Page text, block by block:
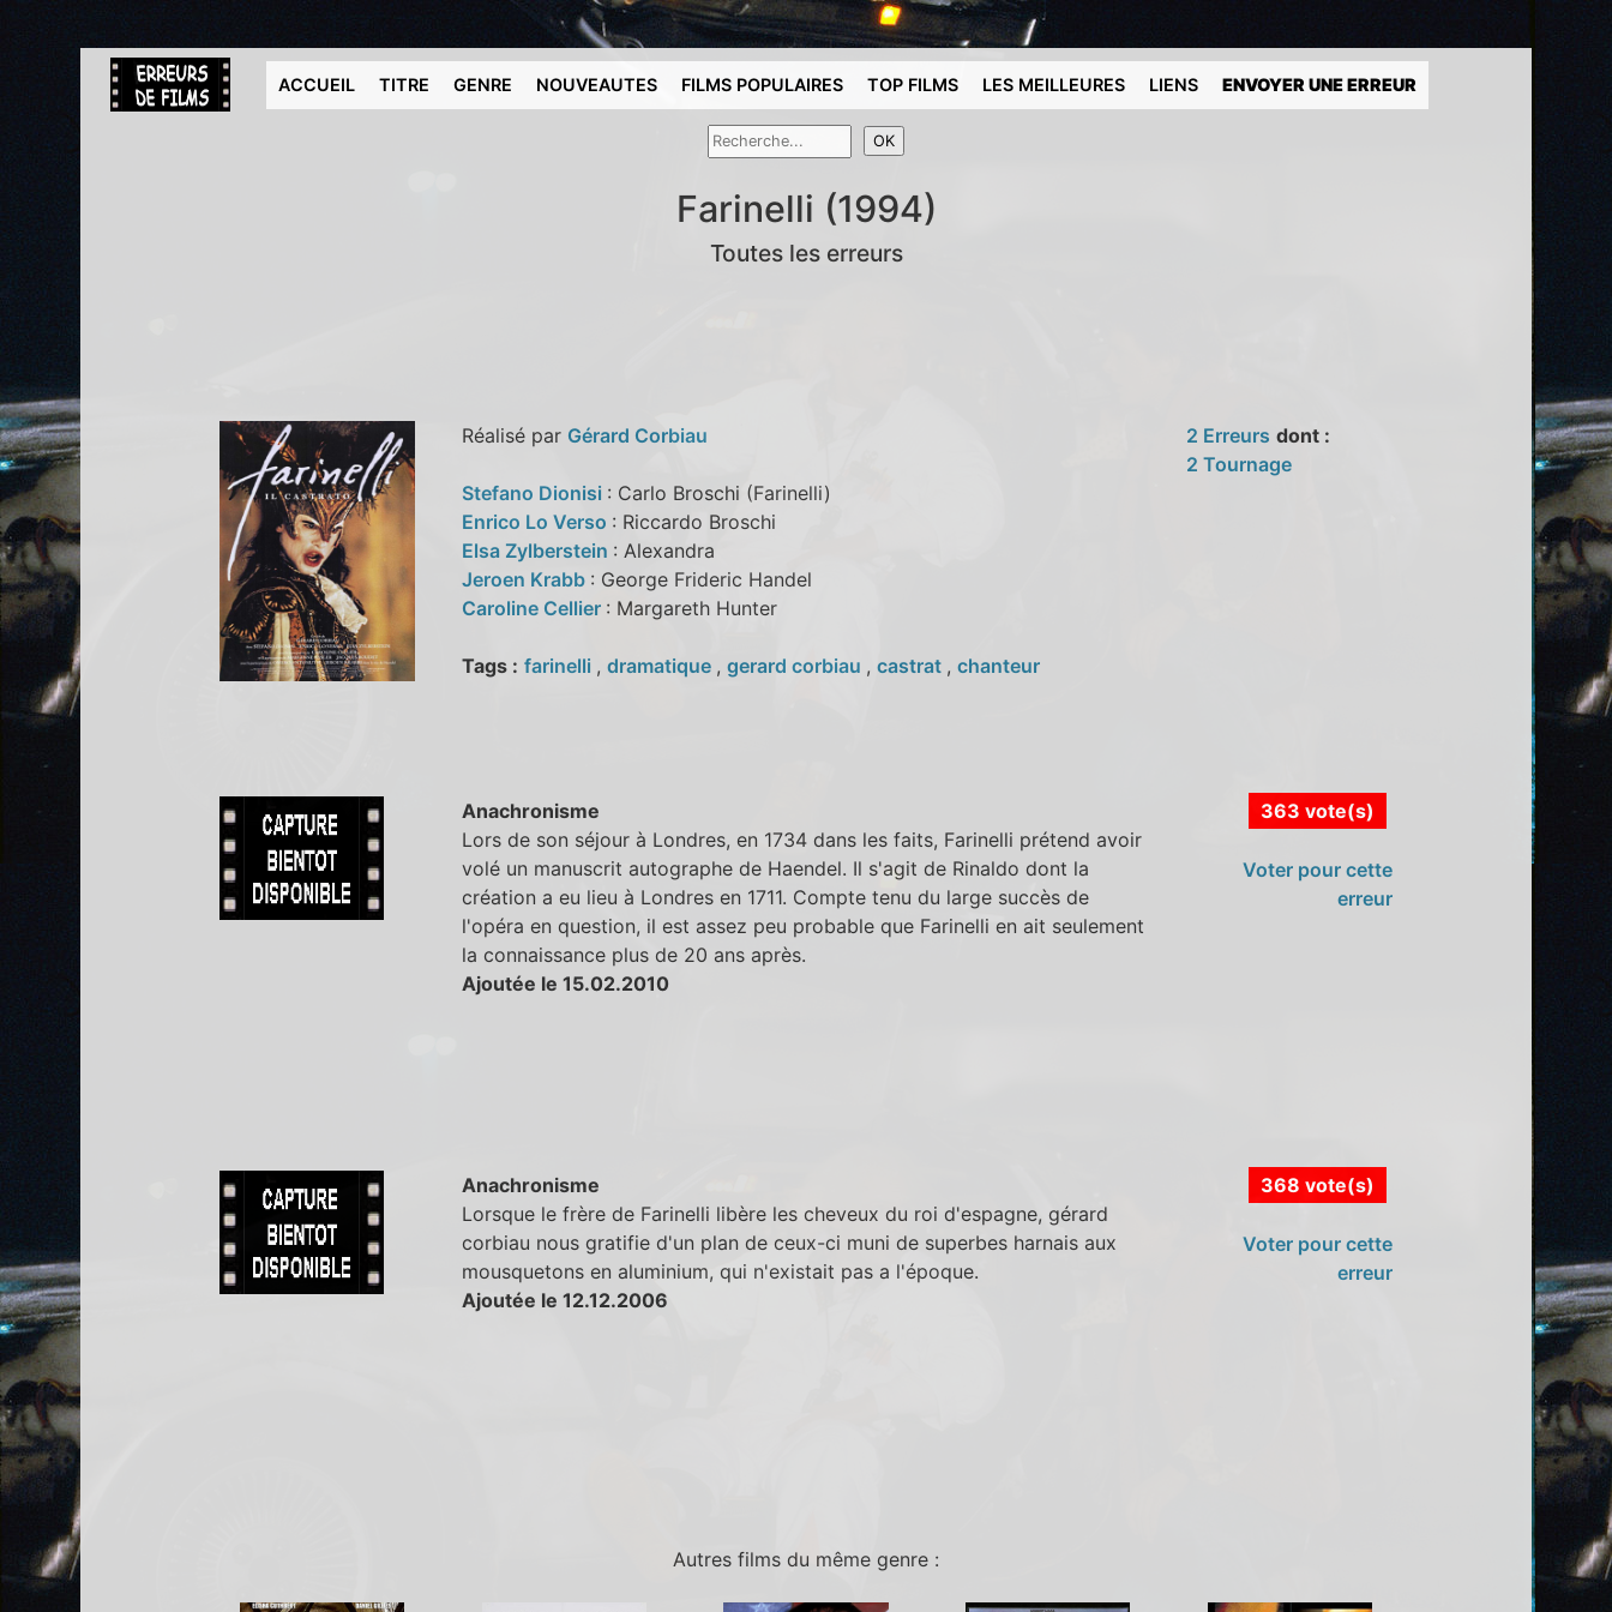
ACCUEIL TITRE GENRE NOUVEAUTES FILMS POPULAIRES TOP FILMS LES MEILLEURES LIENS ENVOYER UNE ERREUR
Farinelli (1994)
Toutes les erreurs
Réalisé par Gérard Corbiau
Stefano Dionisi : Carlo Broschi (Farinelli)
Enrico Lo Verso : Riccardo Broschi
Elsa Zylberstein : Alexandra
Jeroen Krabb : George Frideric Handel
Caroline Cellier : Margareth Hunter
Tags : farinelli , dramatique , gerard corbiau , castrat , chanteur
2 Erreurs dont :
2 Tournage
Anachronisme
Lors de son séjour à Londres, en 1734 dans les faits, Farinelli prétend avoir
volé un manuscrit autographe de Haendel. Il s'agit de Rinaldo dont la
création a eu lieu à Londres en 1711. Compte tenu du large succès de
l'opéra en question, il est assez peu probable que Farinelli en ait seulement
la connaissance plus de 20 ans après.
Ajoutée le 15.02.2010
363 vote(s)
Voter pour cette
erreur
Anachronisme
Lorsque le frère de Farinelli libère les cheveux du roi d'espagne, gérard
corbiau nous gratifie d'un plan de ceux-ci muni de superbes harnais aux
mousquetons en aluminium, qui n'existait pas a l'époque.
Ajoutée le 12.12.2006
368 vote(s)
Voter pour cette
erreur
Autres films du même genre :